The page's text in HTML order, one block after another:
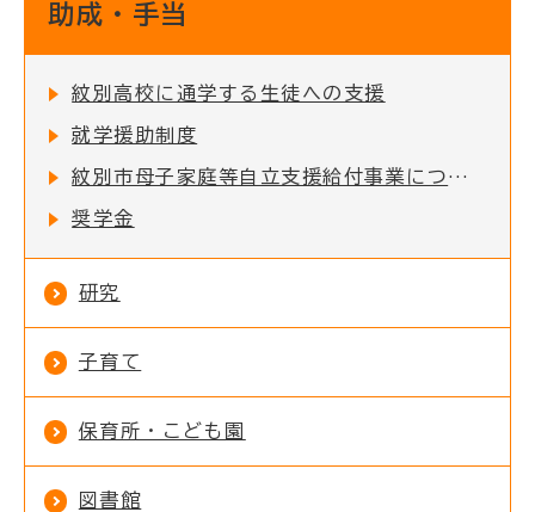
助成・手当
紋別高校に通学する生徒への支援
就学援助制度
紋別市母子家庭等自立支援給付事業について
奨学金
研究
子育て
保育所・こども園
図書館